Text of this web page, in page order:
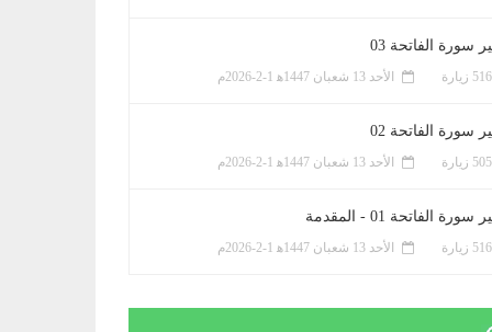
سورة الفاتحة 03
الأحد 13 شعبان 1447ﻫ 1-2-2026م
سورة الفاتحة 02
الأحد 13 شعبان 1447ﻫ 1-2-2026م
الفاتحة 01 - المقدمة
الأحد 13 شعبان 1447ﻫ 1-2-2026م